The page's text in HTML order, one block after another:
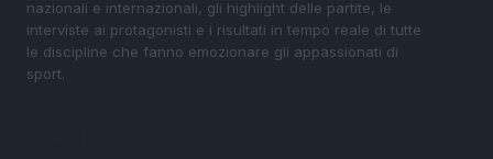
nazionali e internazionali, gli highlight delle partite, le
interviste ai protagonisti e i risultati in tempo reale di tutte
le discipline che fanno emozionare gli appassionati di
sport.